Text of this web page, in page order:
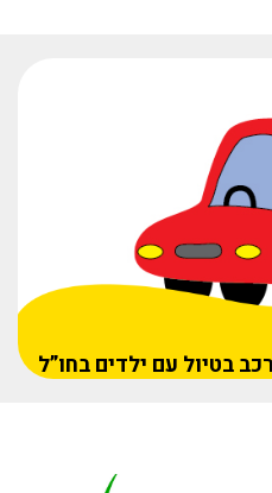
בטיול עם ילדים בחו”ל